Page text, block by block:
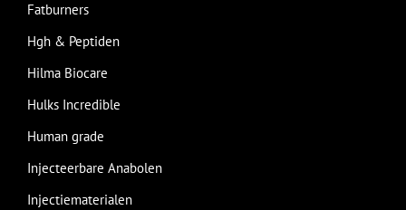
Fatburners
Hgh & Peptiden
Hilma Biocare
Hulks Incredible
Human grade
Injecteerbare Anabolen
Injectiematerialen